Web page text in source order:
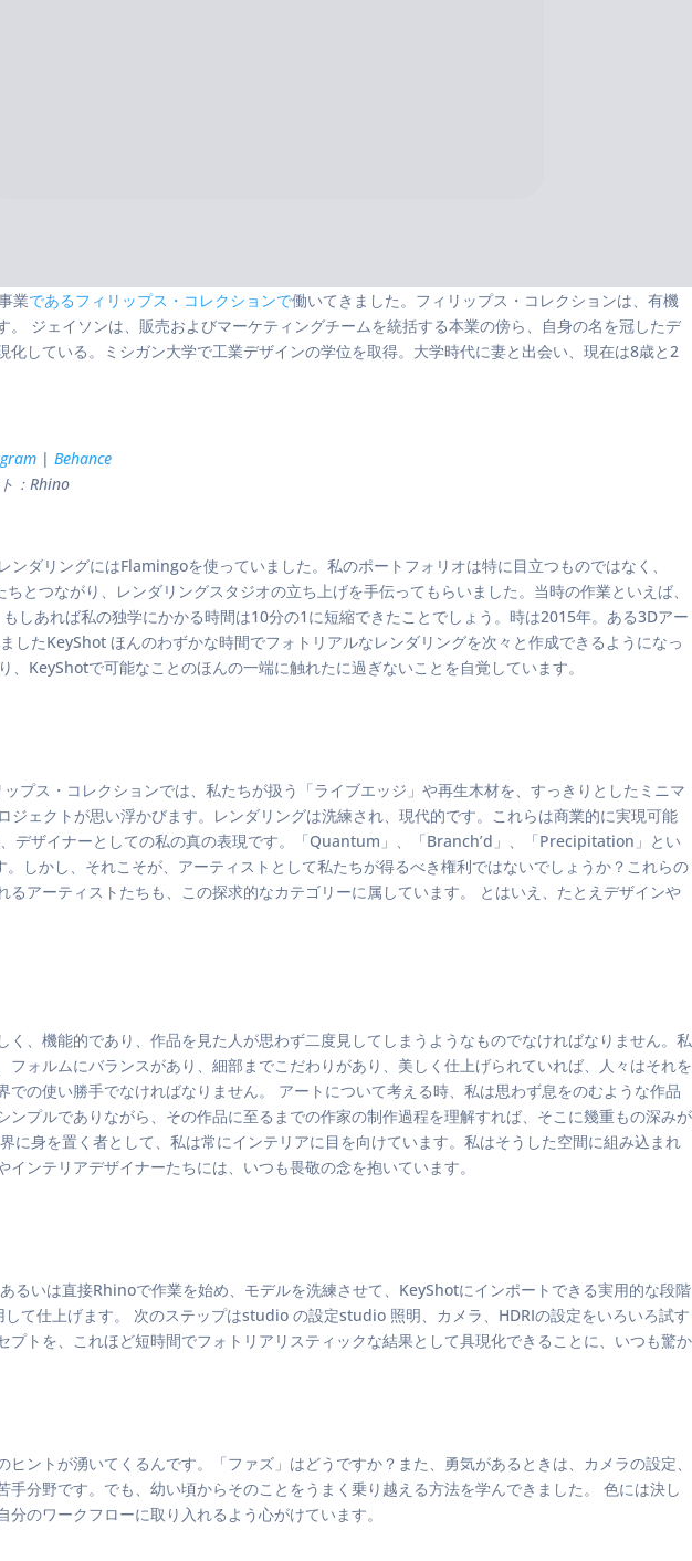
業であるフィリップス・コレクションで働いてきました。フィリップス・コレクションは、有機
ジェイソンは、販売およびマーケティングチームを統括する本業の傍ら、自身の名を冠したデ
化している。ミシガン大学で工業デザインの学位を取得。大学時代に妻と出会い、現在は8歳と2
| Behance
：Rhino
ダリングにはFlamingoを使っていました。私のポートフォリオは特に目立つものではなく、
つながり、レンダリングスタジオの立ち上げを手伝ってもらいました。当時の作業といえば、
あれば私の独学にかかる時間は10分の1に短縮できたことでしょう。時は2015年。ある3Dアー
たKeyShot ほんのわずかな時間でフォトリアルなレンダリングを次々と作成できるようになっ
KeyShotで可能なことのほんの一端に触れたに過ぎないことを自覚しています。
ス・コレクションでは、私たちが扱う「ライブエッジ」や再生木材を、すっきりとしたミニマ
ェクトが思い浮かびます。レンダリングは洗練され、現代的です。これらは商業的に実現可能
デザイナーとしての私の真の表現です。「Quantum」、「Branch’d」、「Precipitation」とい
しかし、それこそが、アーティストとして私たちが得るべき権利ではないでしょうか？これらの
アーティストたちも、この探求的なカテゴリーに属しています。 とはいえ、たとえデザインや
、機能的であり、作品を見た人が思わず二度見してしまうようなものでなければなりません。私
ォルムにバランスがあり、細部までこだわりがあり、美しく仕上げられていれば、人々はそれを
の使い勝手でなければなりません。 アートについて考える時、私は思わず息をのむような作品
プルでありながら、その作品に至るまでの作家の制作過程を理解すれば、そこに幾重もの深みが
身を置く者として、私は常にインテリアに目を向けています。私はそうした空間に組み込まれ
ンテリアデザイナーたちには、いつも畏敬の念を抱いています。
いは直接Rhinoで作業を始め、モデルを洗練させて、KeyShotにインポートできる実用的な段階
て仕上げます。 次のステップはstudio の設定studio 照明、カメラ、HDRIの設定をいろいろ試す
トを、これほど短時間でフォトリアリスティックな結果として具現化できることに、いつも驚か
ントが湧いてくるんです。「ファズ」はどうですか？また、勇気があるときは、カメラの設定、
分野です。でも、幼い頃からそのことをうまく乗り越える方法を学んできました。 色には決し
のワークフローに取り入れるよう心がけています。